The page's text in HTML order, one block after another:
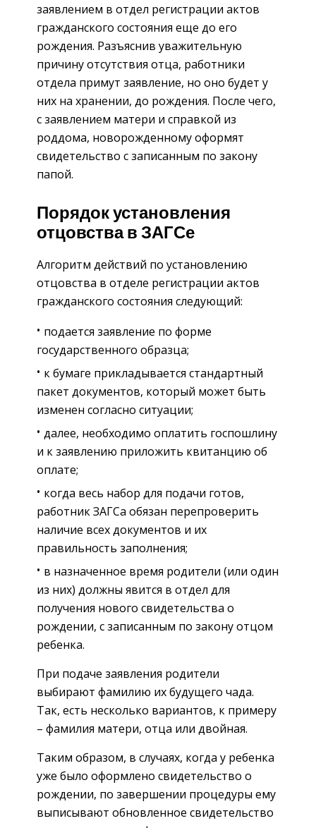
заявлением в отдел регистрации актов
гражданского состояния еще до его
рождения. Разъяснив уважительную
причину отсутствия отца, работники
отдела примут заявление, но оно будет у
них на хранении, до рождения. После чего,
с заявлением матери и справкой из
роддома, новорожденному оформят
свидетельство с записанным по закону
папой.
Порядок установления
отцовства в ЗАГСе
Алгоритм действий по установлению
отцовства в отделе регистрации актов
гражданского состояния следующий:
подается заявление по форме
государственного образца;
к бумаге прикладывается стандартный
пакет документов, который может быть
изменен согласно ситуации;
далее, необходимо оплатить госпошлину
и к заявлению приложить квитанцию об
оплате;
когда весь набор для подачи готов,
работник ЗАГСа обязан перепроверить
наличие всех документов и их
правильность заполнения;
в назначенное время родители (или один
из них) должны явится в отдел для
получения нового свидетельства о
рождении, с записанным по закону отцом
ребенка.
При подаче заявления родители
выбирают фамилию их будущего чада.
Так, есть несколько вариантов, к примеру
– фамилия матери, отца или двойная.
Таким образом, в случаях, когда у ребенка
уже было оформлено свидетельство о
рождении, по завершении процедуры ему
выписывают обновленное свидетельство